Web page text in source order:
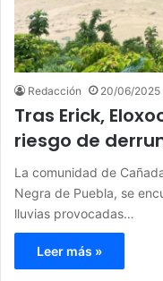
Redacción 20/06/2025
Tras Erick,
riesgo de
La comunidad de
Negra de Puebla, se
lluvias provocadas…
Leer más »